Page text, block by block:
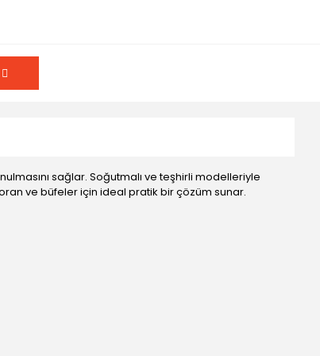
sağlar. Soğutmalı ve teşhirli modelleriyle
ve büfeler için ideal pratik bir çözüm sunar.